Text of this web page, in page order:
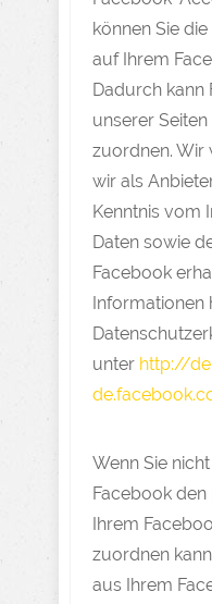
können Sie
auf Ihrem
Dadurch kann
unserer
zuordnen. Wir
wir als
Kenntnis vom
Daten sowie
Facebook
Informationen
unter http://
Wenn Sie
Facebook
Ihrem
zuordnen
aus Ihrem